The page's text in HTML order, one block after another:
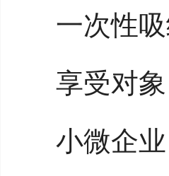
一次性
享受对象
小微企业